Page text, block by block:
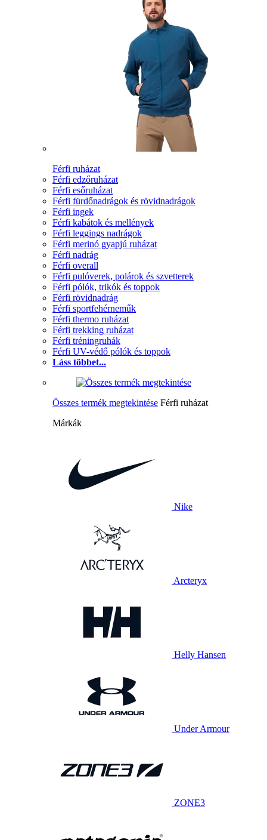
Férfi ruházat
Férfi edzőruházat
Férfi esőruházat
Férfi fürdőnadrágok és rövidnadrágok
Férfi ingek
Férfi kabátok és mellények
Férfi leggings nadrágok
Férfi merinó gyapjú ruházat
Férfi nadrág
Férfi overall
Férfi pulóverek, polárok és szvetterek
Férfi pólók, trikók és toppok
Férfi rövidnadrág
Férfi sportfehérneműk
Férfi thermo ruházat
Férfi trekking ruházat
Férfi tréningruhák
Férfi UV-védő pólók és toppok
Láss többet...
Összes termék megtekintése Férfi ruházat
Márkák
Nike
Arcteryx
Helly Hansen
Under Armour
ZONE3